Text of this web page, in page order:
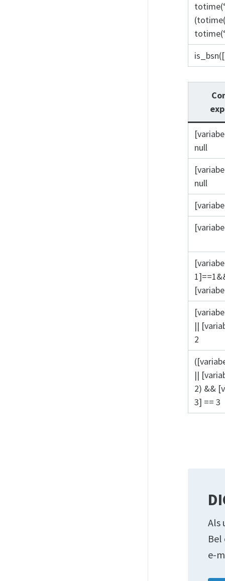
null
null
||
2
||
2) &&
3] == 3
Als
e-